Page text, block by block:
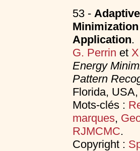
53 -
Application.
G. Perrin et
Energy
Pattern
Florida,
Mots-clés :
marques,
RJMCMC.
Copyright :